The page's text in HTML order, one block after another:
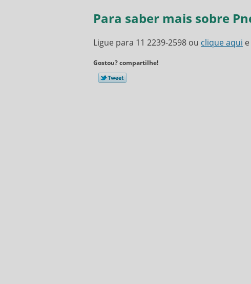
Para saber mais sobre
Ligue para 11 2239-2598 ou clique aqui
Gostou? compartilhe!